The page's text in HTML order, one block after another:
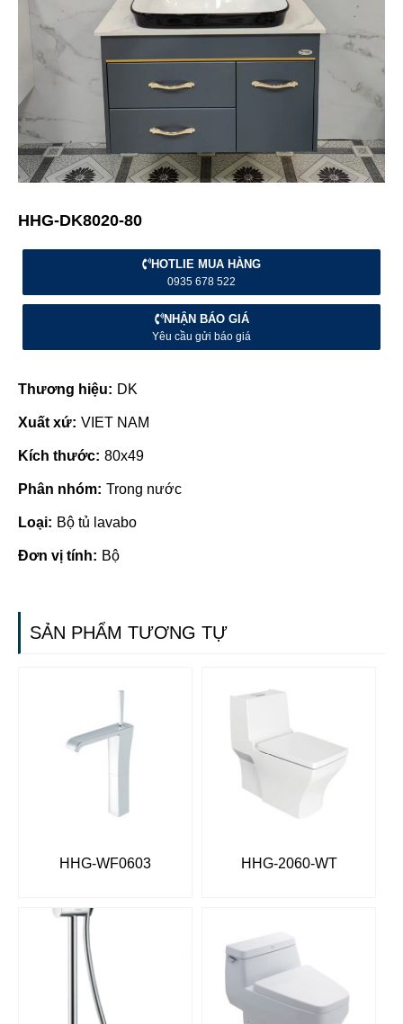
HHG-DK8020-80
HOTLIE MUA HÀNG
0935 678 522
NHẬN BÁO GIÁ
Yêu cầu gửi báo giá
Thương hiệu: DK
Xuất xứ: VIET NAM
Kích thước: 80x49
Phân nhóm: Trong nước
Loại: Bộ tủ lavabo
Đơn vị tính: Bộ
SẢN PHẨM TƯƠNG TỰ
HHG-WF0603 HHG-2060-WT